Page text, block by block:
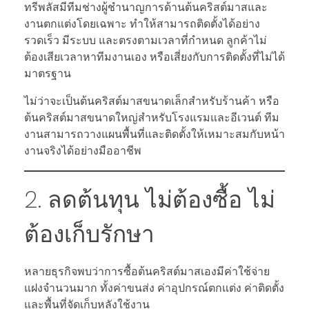
ทรีพลัสมีทีมช่างผู้ชำนาญการด้านต้นคริสต์มาสและ
งานตกแต่งโดยเฉพาะ ทำให้สามารถติดตั้งได้อย่าง
รวดเร็ว มีระบบ และตรงตามเวลาที่กำหนด ลูกค้าไม่
ต้องเสียเวลาหาทีมงานเอง หรือเสี่ยงกับการติดตั้งที่ไม่ได้
มาตรฐาน
ไม่ว่าจะเป็นต้นคริสต์มาสขนาดเล็กสำหรับร้านค้า หรือ
ต้นคริสต์มาสขนาดใหญ่สำหรับโรงแรมและอีเวนต์ ทีม
งานสามารถวางแผนพื้นที่และติดตั้งให้เหมาะสมกับหน้า
งานจริงได้อย่างมืออาชีพ
2. ลดต้นทุน ไม่ต้องซื้อ ไม่
ต้องเก็บรักษา
หลายธุรกิจพบว่าการซื้อต้นคริสต์มาสเองมีค่าใช้จ่าย
แฝงจำนวนมาก ทั้งค่าขนส่ง ค่าอุปกรณ์ตกแต่ง ค่าติดตั้ง
และพื้นที่จัดเก็บหลังใช้งาน